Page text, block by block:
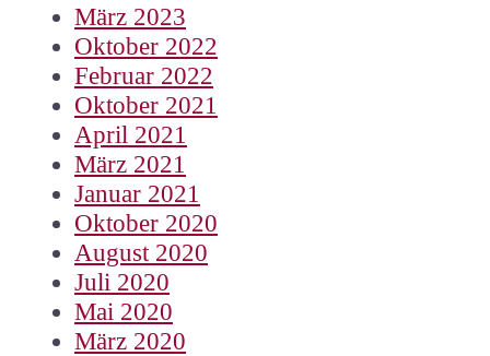
März 2023
Oktober 2022
Februar 2022
Oktober 2021
April 2021
März 2021
Januar 2021
Oktober 2020
August 2020
Juli 2020
Mai 2020
März 2020